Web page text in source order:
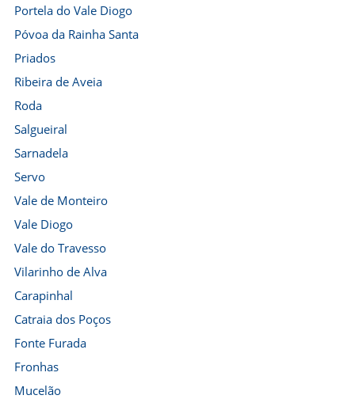
Portela do Vale Diogo
Póvoa da Rainha Santa
Priados
Ribeira de Aveia
Roda
Salgueiral
Sarnadela
Servo
Vale de Monteiro
Vale Diogo
Vale do Travesso
Vilarinho de Alva
Carapinhal
Catraia dos Poços
Fonte Furada
Fronhas
Mucelão